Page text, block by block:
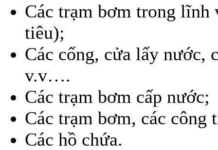
Các trạm bơm trong
tiêu);
Các cống, cửa lấy nước,
v.v….
Các trạm bơm cấp nước;
Các trạm bơm, các
Các hồ chứa.